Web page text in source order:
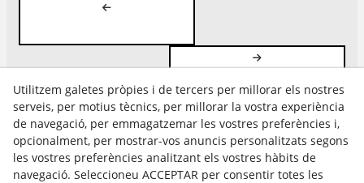
Avís Legal
Utilitzem galetes pròpies i de tercers per millorar els nostres
serveis, per motius tècnics, per millorar la vostra experiència
de navegació, per emmagatzemar les vostres preferències i,
opcionalment, per mostrar-vos anuncis personalitzats segons
les vostres preferències analitzant els vostres hàbits de
navegació. Seleccioneu ACCEPTAR per consentir totes les